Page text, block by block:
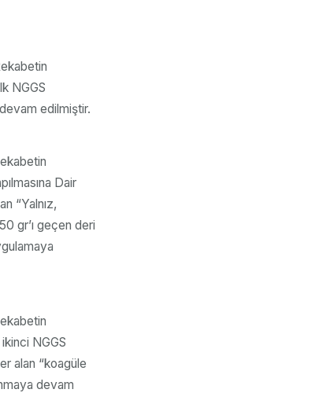
NGGS
edilmiştir.
Dair
“Yalnız,
gr’ı geçen deri
NGGS
alan “koagüle
devam